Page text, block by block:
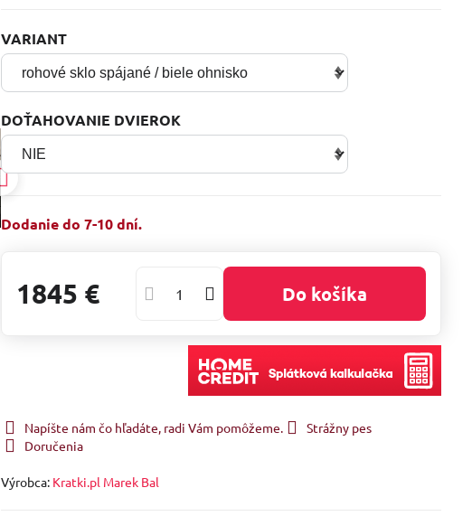
VARIANT
DOŤAHOVANIE DVIEROK
Dodanie do 7-10 dní.
1845 € Do košíka
Napíšte nám čo hľadáte, radi Vám pomôžeme.
Strážny pes
Doručenia
Výrobca: Kratki.pl Marek Bal